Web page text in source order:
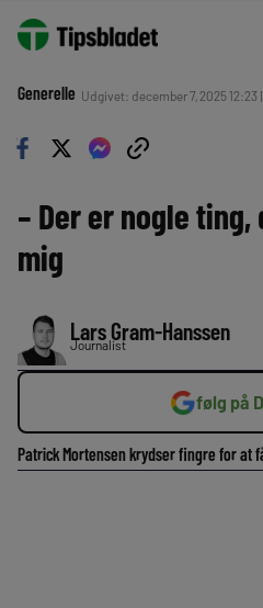
Generelle Udgivet: december 7, 2025 12:23
– Der er nogle
mig
Lars Gram-Hanssen
Journalist
følg på
Patrick Mortensen krydser fingre for at